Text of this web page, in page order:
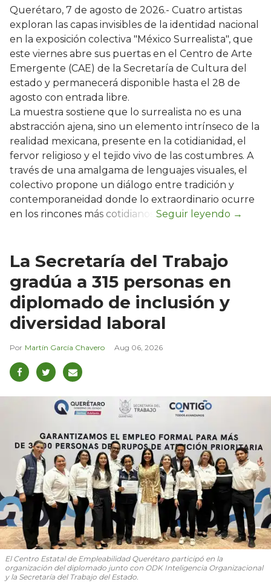
Querétaro, 7 de agosto de 2026.- Cuatro artistas
exploran las capas invisibles de la identidad nacional
en la exposición colectiva "México Surrealista", que
este viernes abre sus puertas en el Centro de Arte
Emergente (CAE) de la Secretaría de Cultura del
estado y permanecerá disponible hasta el 28 de
agosto con entrada libre.
La muestra sostiene que lo surrealista no es una
abstracción ajena, sino un elemento intrínseco de la
realidad mexicana, presente en la cotidianidad, el
fervor religioso y el tejido vivo de las costumbres. A
través de una amalgama de lenguajes visuales, el
colectivo propone un diálogo entre tradición y
contemporaneidad donde lo extraordinario ocurre
en los rincones más cotidianos.
La Secretaría del Trabajo
gradúa a 315 personas en
diplomado de inclusión y
diversidad laboral
Martín García Chavero Aug 06, 2026
El Centro Estatal de Empleabilidad Querétaro participó en la
organización del diplomado junto con ODK Inteligencia Organizacional
y la Secretaría del Trabajo del Estado.